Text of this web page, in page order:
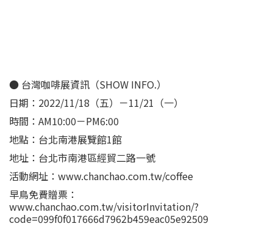
● 台灣咖啡展資訊（SHOW INFO.）
日期：2022/11/18（五）－11/21（一）
時間：AM10:00－PM6:00
地點：台北南港展覽館1館
地址：台北市南港區經貿二路一號
活動網址：www.chanchao.com.tw/coffee
早鳥免費贈票：
www.chanchao.com.tw/visitorInvitation/?
code=099f0f017666d7962b459eac05e92509